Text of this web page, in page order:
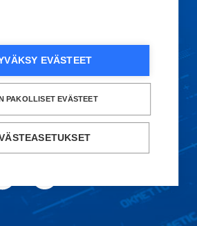
EVÄSTEET
PAKOLLISET EVÄSTEET